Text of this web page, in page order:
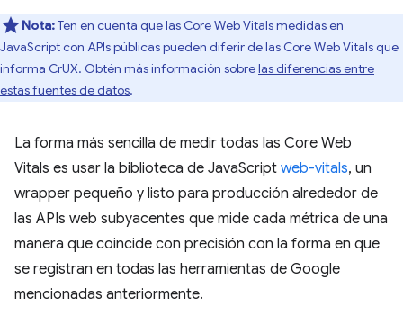
Nota:Ten en cuenta que las Core Web Vitals medidas en
JavaScript con APIs públicas pueden diferir de las Core Web Vitals que
informa CrUX. Obtén más información sobrelas diferencias entre
estas fuentes de datos.
La forma más sencilla de medir todas las Core Web
Vitals es usar la biblioteca de JavaScript web-vitals, un
wrapper pequeño y listo para producción alrededor de
las APIs web subyacentes que mide cada métrica de una
manera que coincide con precisión con la forma en que
se registran en todas las herramientas de Google
mencionadas anteriormente.